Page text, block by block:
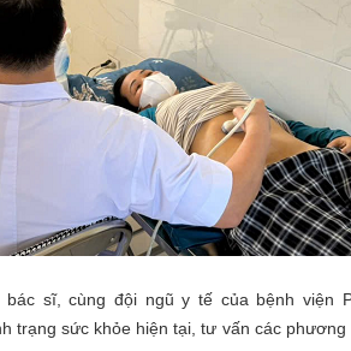
sĩ, cùng đội ngũ y tế của bệnh viện
trạng sức khỏe hiện tại, tư vấn các